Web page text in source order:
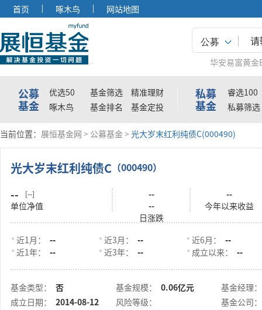
首页 啄木鸟 网站地图
公募
华安易富黄金
公募
基金
优选50 基金筛选
精准理财
啄木鸟
基金排名 基金定投
私募
基金
睿选100
私募筛选
当前位置： 展恒基金网 > 公募基金> 光大岁末红利纯债C(000490)
光大岁末红利纯债C （000490）
-- [--]
单位净值
--
--
日涨跌
--
今年以来收益
近1月：
--
近1年：
--
近3月：
--
近3年：
--
近6月：
--
成立以来：
--
基金类型：
否
成立日期：
2014-08-12
基金规模：
0.06亿元
风险等级：
基金经理：
基金公司：